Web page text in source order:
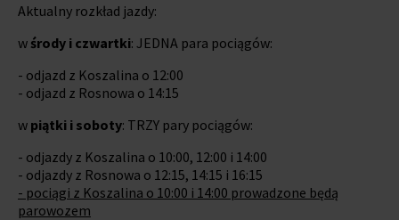
Aktualny rozkład jazdy:
w środy i czwartki: JEDNA para pociągów:
- odjazd z Koszalina o 12:00
- odjazd z Rosnowa o 14:15
w piątki i soboty: TRZY pary pociągów:
- odjazdy z Koszalina o 10:00, 12:00 i 14:00
- odjazdy z Rosnowa o 12:15, 14:15 i 16:15
- pociągi z Koszalina o 10:00 i 14:00 prowadzone będą
parowozem